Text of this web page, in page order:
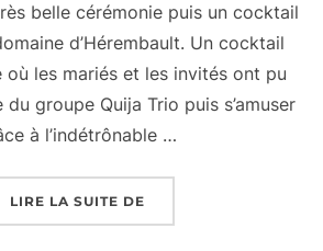
belle cérémonie puis un cocktail
d’Hérembault. Un cocktail
où les mariés et les invités ont pu
groupe Quija Trio puis s’amuser
à l’indétrônable …
LIRE LA SUITE DE« JOLI REPORTAGE